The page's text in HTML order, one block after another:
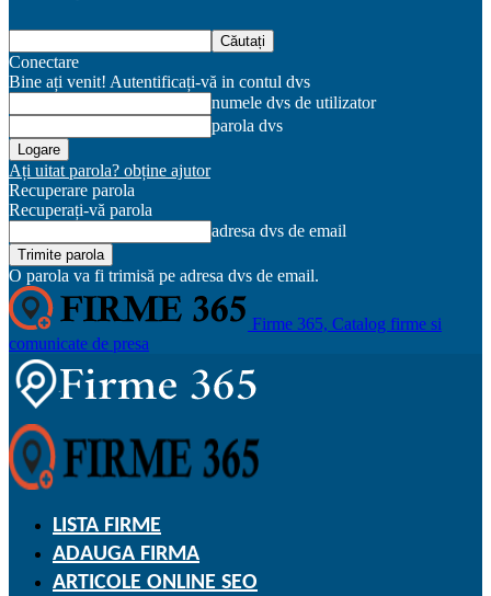
Conectare
Bine ați venit! Autentificați-vă in contul dvs
numele dvs de utilizator
parola dvs
Ați uitat parola? obține ajutor
Recuperare parola
Recuperați-vă parola
adresa dvs de email
O parola va fi trimisă pe adresa dvs de email.
Firme 365, Catalog firme si
comunicate de presa
LISTA FIRME
ADAUGA FIRMA
ARTICOLE ONLINE SEO